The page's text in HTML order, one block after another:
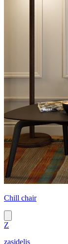
Chill chair
Z
zasidelis